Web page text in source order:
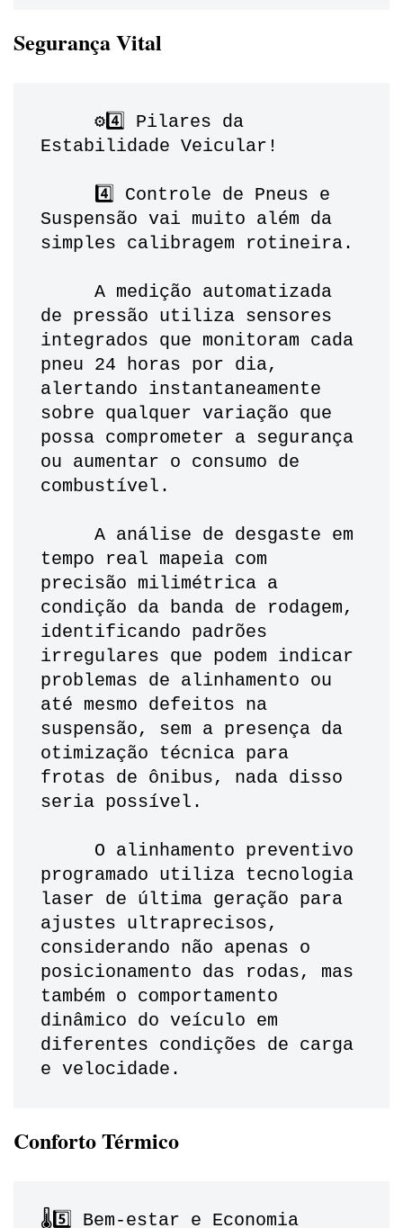
Segurança Vital
Estabilidade Veicular!
Suspensão vai muito além da
de pressão utiliza sensores
integrados que monitoram cada
pneu 24 horas por dia,
alertando instantaneamente
sobre qualquer variação que
possa comprometer a segurança
ou aumentar o consumo de
combustível.
tempo real mapeia com
precisão milimétrica a
condição da banda de rodagem,
identificando padrões
irregulares que podem indicar
problemas de alinhamento ou
até mesmo defeitos na
suspensão, sem a presença da
otimização técnica para
frotas de ônibus, nada disso
seria possível.
programado utiliza tecnologia
laser de última geração para
ajustes ultraprecisos,
considerando não apenas o
posicionamento das rodas, mas
também o comportamento
dinâmico do veículo em
diferentes condições de carga
e velocidade.
Conforto Térmico
🌡️5️⃣ Bem-estar e Economia